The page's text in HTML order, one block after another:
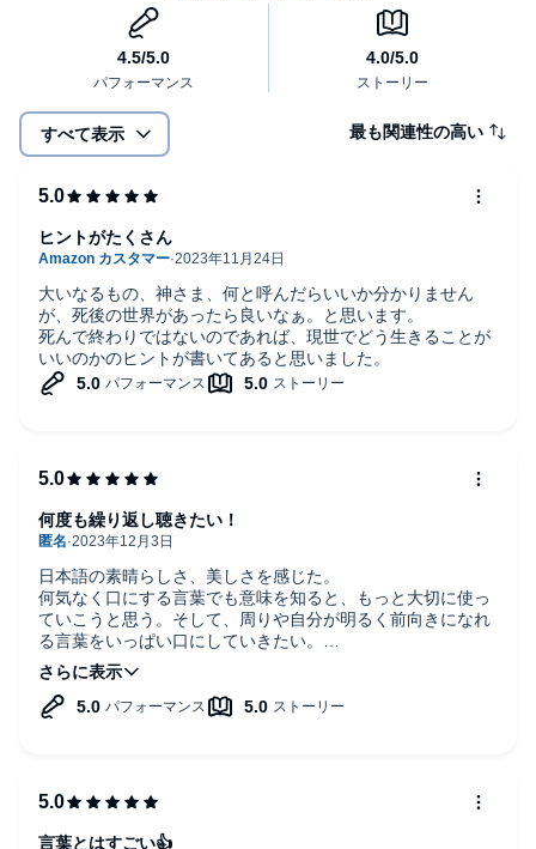
「吐く」という文字から、
「－（マイナス）」がなくなったとき、
言ったことが「叶う」のです。
「自信」
「自ら言ったことを自分が信じる」。
本当の「自信」は、そこから生まれるのです。
「足が満ちる」と書いて、「満足」。「足」を使って
行動すれば、心も自然に満たされます。
「あきらめる」
「あきらめる」とは、「明らかに認める」こと。
物事を途中で投げ出すことではありません。
本タイトルには付属資料・PDFが用意されています。ご購入後、
©2023 Hazuki Kouei, originally published by KAWADE SHOBO
すべて表示 最も関連性の高い
大いなるもの、神さま、何と呼んだらいいか分かりません
が、死後の世界があったら良いなぁ。と思います。
死んで終わりではないのであれば、現世でどう生きることが
いいのかのヒントが書いてあると思いました。
ヒントがたくさん
日本語の素晴らしさ、美しさを感じた。
何気なく口にする言葉でも意味を知ると、もっと大切に使っ
ていこうと思う。そして、周りや自分が明るく前向きになれ
る言葉をいっぱい口にしていきたい。
そのために何度も繰り返し聴いて覚えていきたいです。
何度も繰り返し聴きたい！
言葉とはすごい👍